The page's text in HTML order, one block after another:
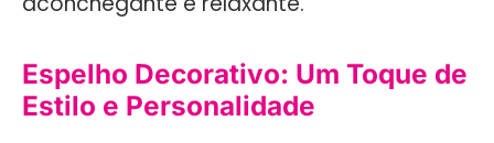
Espelho Decorativo: Um Toque de
Estilo e Personalidade